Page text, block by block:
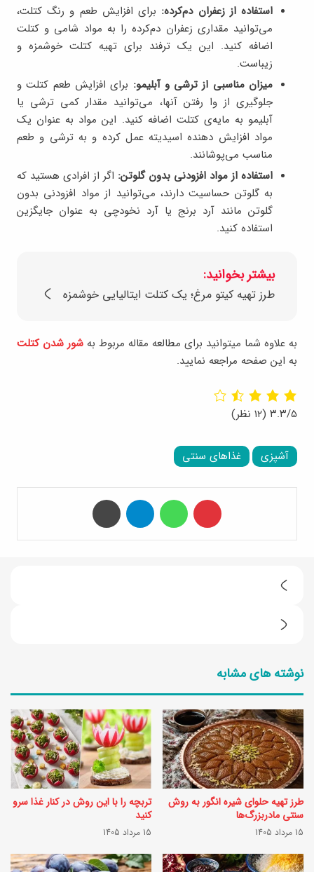
استفاده از زعفران دم‌کرده: برای افزایش طعم و رنگ کتلت،
می‌توانید مقداری زعفران دم‌کرده را به مواد شامی و کتلت
اضافه کنید. این یک ترفند برای تهیه کتلت خوشمزه و
زیباست.
میزان مناسبی از ترشی و آبلیمو: برای افزایش طعم کتلت و
جلوگیری از وا رفتن آنها، می‌توانید مقدار کمی ترشی یا
آبلیمو به مایه‌ی کتلت اضافه کنید. این مواد به عنوان یک
مواد افزایش دهنده اسیدیته عمل کرده و به ترشی و طعم
مناسب می‌پوشانند.
استفاده از مواد افزودنی بدون گلوتن: اگر از افرادی هستید که
به گلوتن حساسیت دارند، می‌توانید از مواد افزودنی بدون
گلوتن مانند آرد برنج یا آرد نخودچی به عنوان جایگزین
استفاده کنید.
بیشتر بخوانید:
طرز تهیه کیتو مرغ؛ یک کتلت ایتالیایی خوشمزه
به علاوه شما میتوانید برای مطالعه مقاله مربوط به شور شدن کتلت
به این صفحه مراجعه نمایید.
۳.۳/۵ (۱۲ نظر)
آشپزی غذاهای سنتی
ط
ز
ت
ه
ی
ه
گ
و
ج
ه
ن
ز
م
ا
ن
ل
ز
نوشته های مشابه
طرز تهیه حلوای شیره انگور به روش
سنتی مادربزرگ‌ها
15 مرداد 1405
تربچه را با این روش در کنار غذا سرو
کنید
15 مرداد 1405